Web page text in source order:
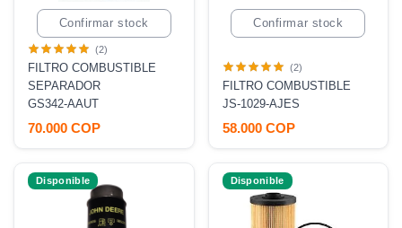
Confirmar stock
(2)
FILTRO COMBUSTIBLE
SEPARADOR
GS342-AAUT
70.000 COP
Confirmar stock
(2)
FILTRO COMBUSTIBLE
JS-1029-AJES
58.000 COP
Disponible Disponible